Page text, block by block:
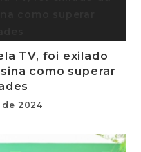
TV, foi exilado
como superar
de 2024